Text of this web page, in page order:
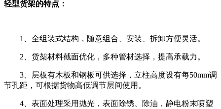
轻型货架的特点：
1、全组装式结构，随意组合、安装、拆卸方便灵活。
2、货架材料截面优化，多种管材选择，提高承载力。
3、层板有木板和钢板可供选择，立柱高度设有每50mm调
节孔距，可根据货物高低调节层间使用。
4、表面处理采用抛光，表面除锈、除油，静电粉末喷塑